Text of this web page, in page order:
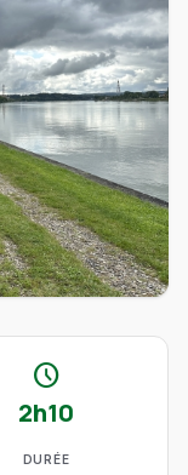
schedule
2h10
DURÉE